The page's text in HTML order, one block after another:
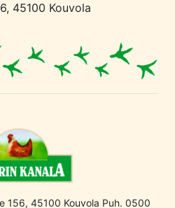
45100 Kouvola
156, 45100 Kouvola Puh. 0500